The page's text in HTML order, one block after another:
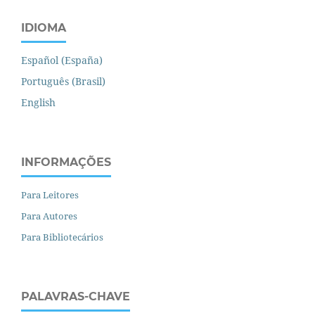
IDIOMA
Español (España)
Português (Brasil)
English
INFORMAÇÕES
Para Leitores
Para Autores
Para Bibliotecários
PALAVRAS-CHAVE